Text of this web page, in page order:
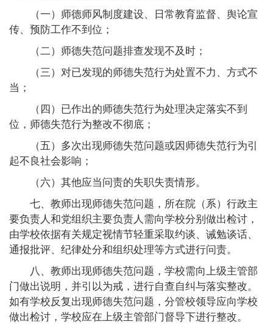
（一）师德师风制度建设、日常教育监督、舆论宣
传、预防工作不到位；
（二）师德失范问题排查发现不及时；
（三）对已发现的师德失范行为处置不力、方式不
当；
（四）已作出的师德失范行为处理决定落实不到
位，师德失范行为整改不彻底；
（五）多次出现师德失范问题或因师德失范行为引
起不良社会影响；
（六）其他应当问责的失职失责情形。
七、教师出现师德失范问题，所在院（系）行政主
要负责人和党组织主要负责人需向学校分别做出检讨，
由学校依据有关规定视情节轻重采取约谈、诫勉谈话、
通报批评、纪律处分和组织处理等方式进行问责。
八、教师出现师德失范问题，学校需向上级主管部
门做出说明，并引以为戒，进行自查自纠与落实整改。
如有学校反复出现师德失范问题，分管校领导应向学校
做出检讨，学校应在上级主管部门督导下进行整改。